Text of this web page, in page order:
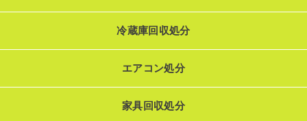
冷蔵庫回収処分
エアコン処分
家具回収処分